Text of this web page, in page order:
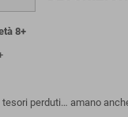
8+
perduti… amano